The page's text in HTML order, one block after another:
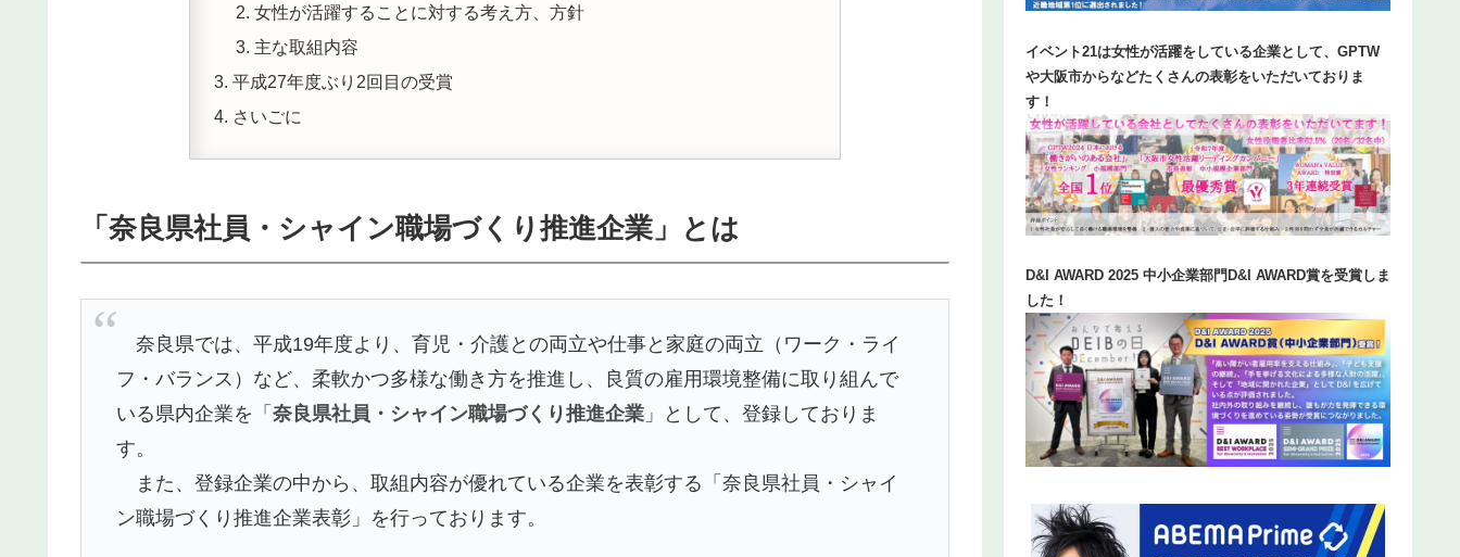
女性が活躍することに対する考え方、方針
主な取組内容
平成27年度ぶり2回目の受賞
さいごに
「奈良県社員・シャイン職場づくり推進企業」とは
奈良県では、平成19年度より、育児・介護との両立や仕事と家庭の両立（ワーク・ライ
フ・バランス）など、柔軟かつ多様な働き方を推進し、良質の雇用環境整備に取り組んで
いる県内企業を「奈良県社員・シャイン職場づくり推進企業 」として、登録しておりま
す。
また、登録企業の中から、取組内容が優れている企業を表彰する「奈良県社員・シャイ
ン職場づくり推進企業表彰」を行っております。
イベント21は女性が活躍をしている企業として、GPTW
や大阪市からなどたくさんの表彰をいただいておりま
す！
D&I AWARD 2025 中小企業部門D&I AWARD賞を受賞しま
した！